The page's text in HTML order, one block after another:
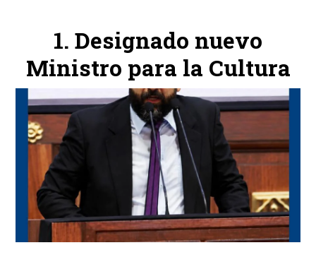
Designado nuevo
Ministro para la Cultura